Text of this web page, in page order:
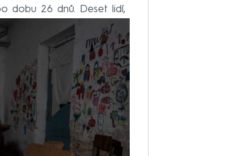
dobu 26 dnů. Deset lidí,
toho ruští vojáci dalších